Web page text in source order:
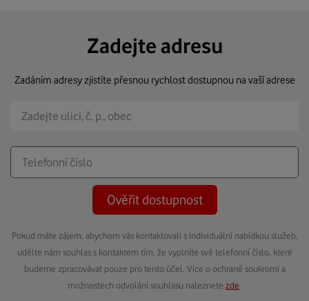
Zadejte adresu
Zadáním adresy zjistíte přesnou rychlost dostupnou na vaší adrese
Ověřit dostupnost
Pokud máte zájem, abychom vás kontaktovali s individuální nabídkou služeb,
udělte nám souhlas s kontaktem tím, že vyplníte své telefonní číslo, které
budeme zpracovávat pouze pro tento účel. Více o ochraně soukromí a
možnostech odvolání souhlasu naleznete zde